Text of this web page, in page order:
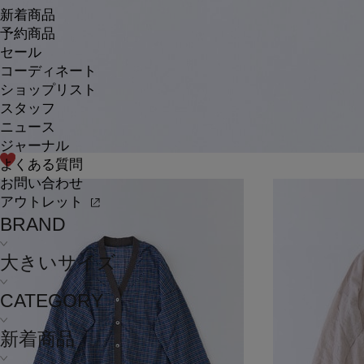
新着商品
予約商品
セール
コーディネート
ショップリスト
スタッフ
ニュース
ジャーナル
よくある質問
お問い合わせ
アウトレット
BRAND
大きいサイズ
CATEGORY
新着商品